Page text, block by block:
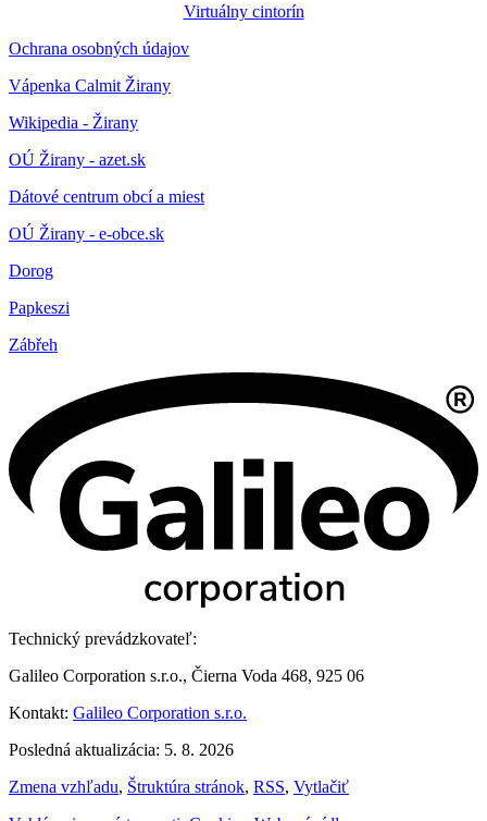
Virtuálny cintorín
Ochrana osobných údajov
Vápenka Calmit Žirany
Wikipedia - Žirany
OÚ Žirany - azet.sk
Dátové centrum obcí a miest
OÚ Žirany - e-obce.sk
Dorog
Papkeszi
Zábřeh
Technický prevádzkovateľ:
Galileo Corporation s.r.o., Čierna Voda 468, 925 06
Kontakt: Galileo Corporation s.r.o.
Posledná aktualizácia: 5. 8. 2026
Zmena vzhľadu, Štruktúra stránok, RSS, Vytlačiť